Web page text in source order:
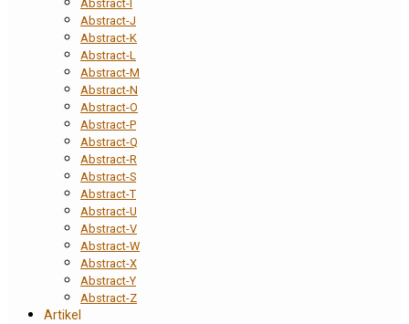
Abstract-I
Abstract-J
Abstract-K
Abstract-L
Abstract-M
Abstract-N
Abstract-O
Abstract-P
Abstract-Q
Abstract-R
Abstract-S
Abstract-T
Abstract-U
Abstract-V
Abstract-W
Abstract-X
Abstract-Y
Abstract-Z
Artikel